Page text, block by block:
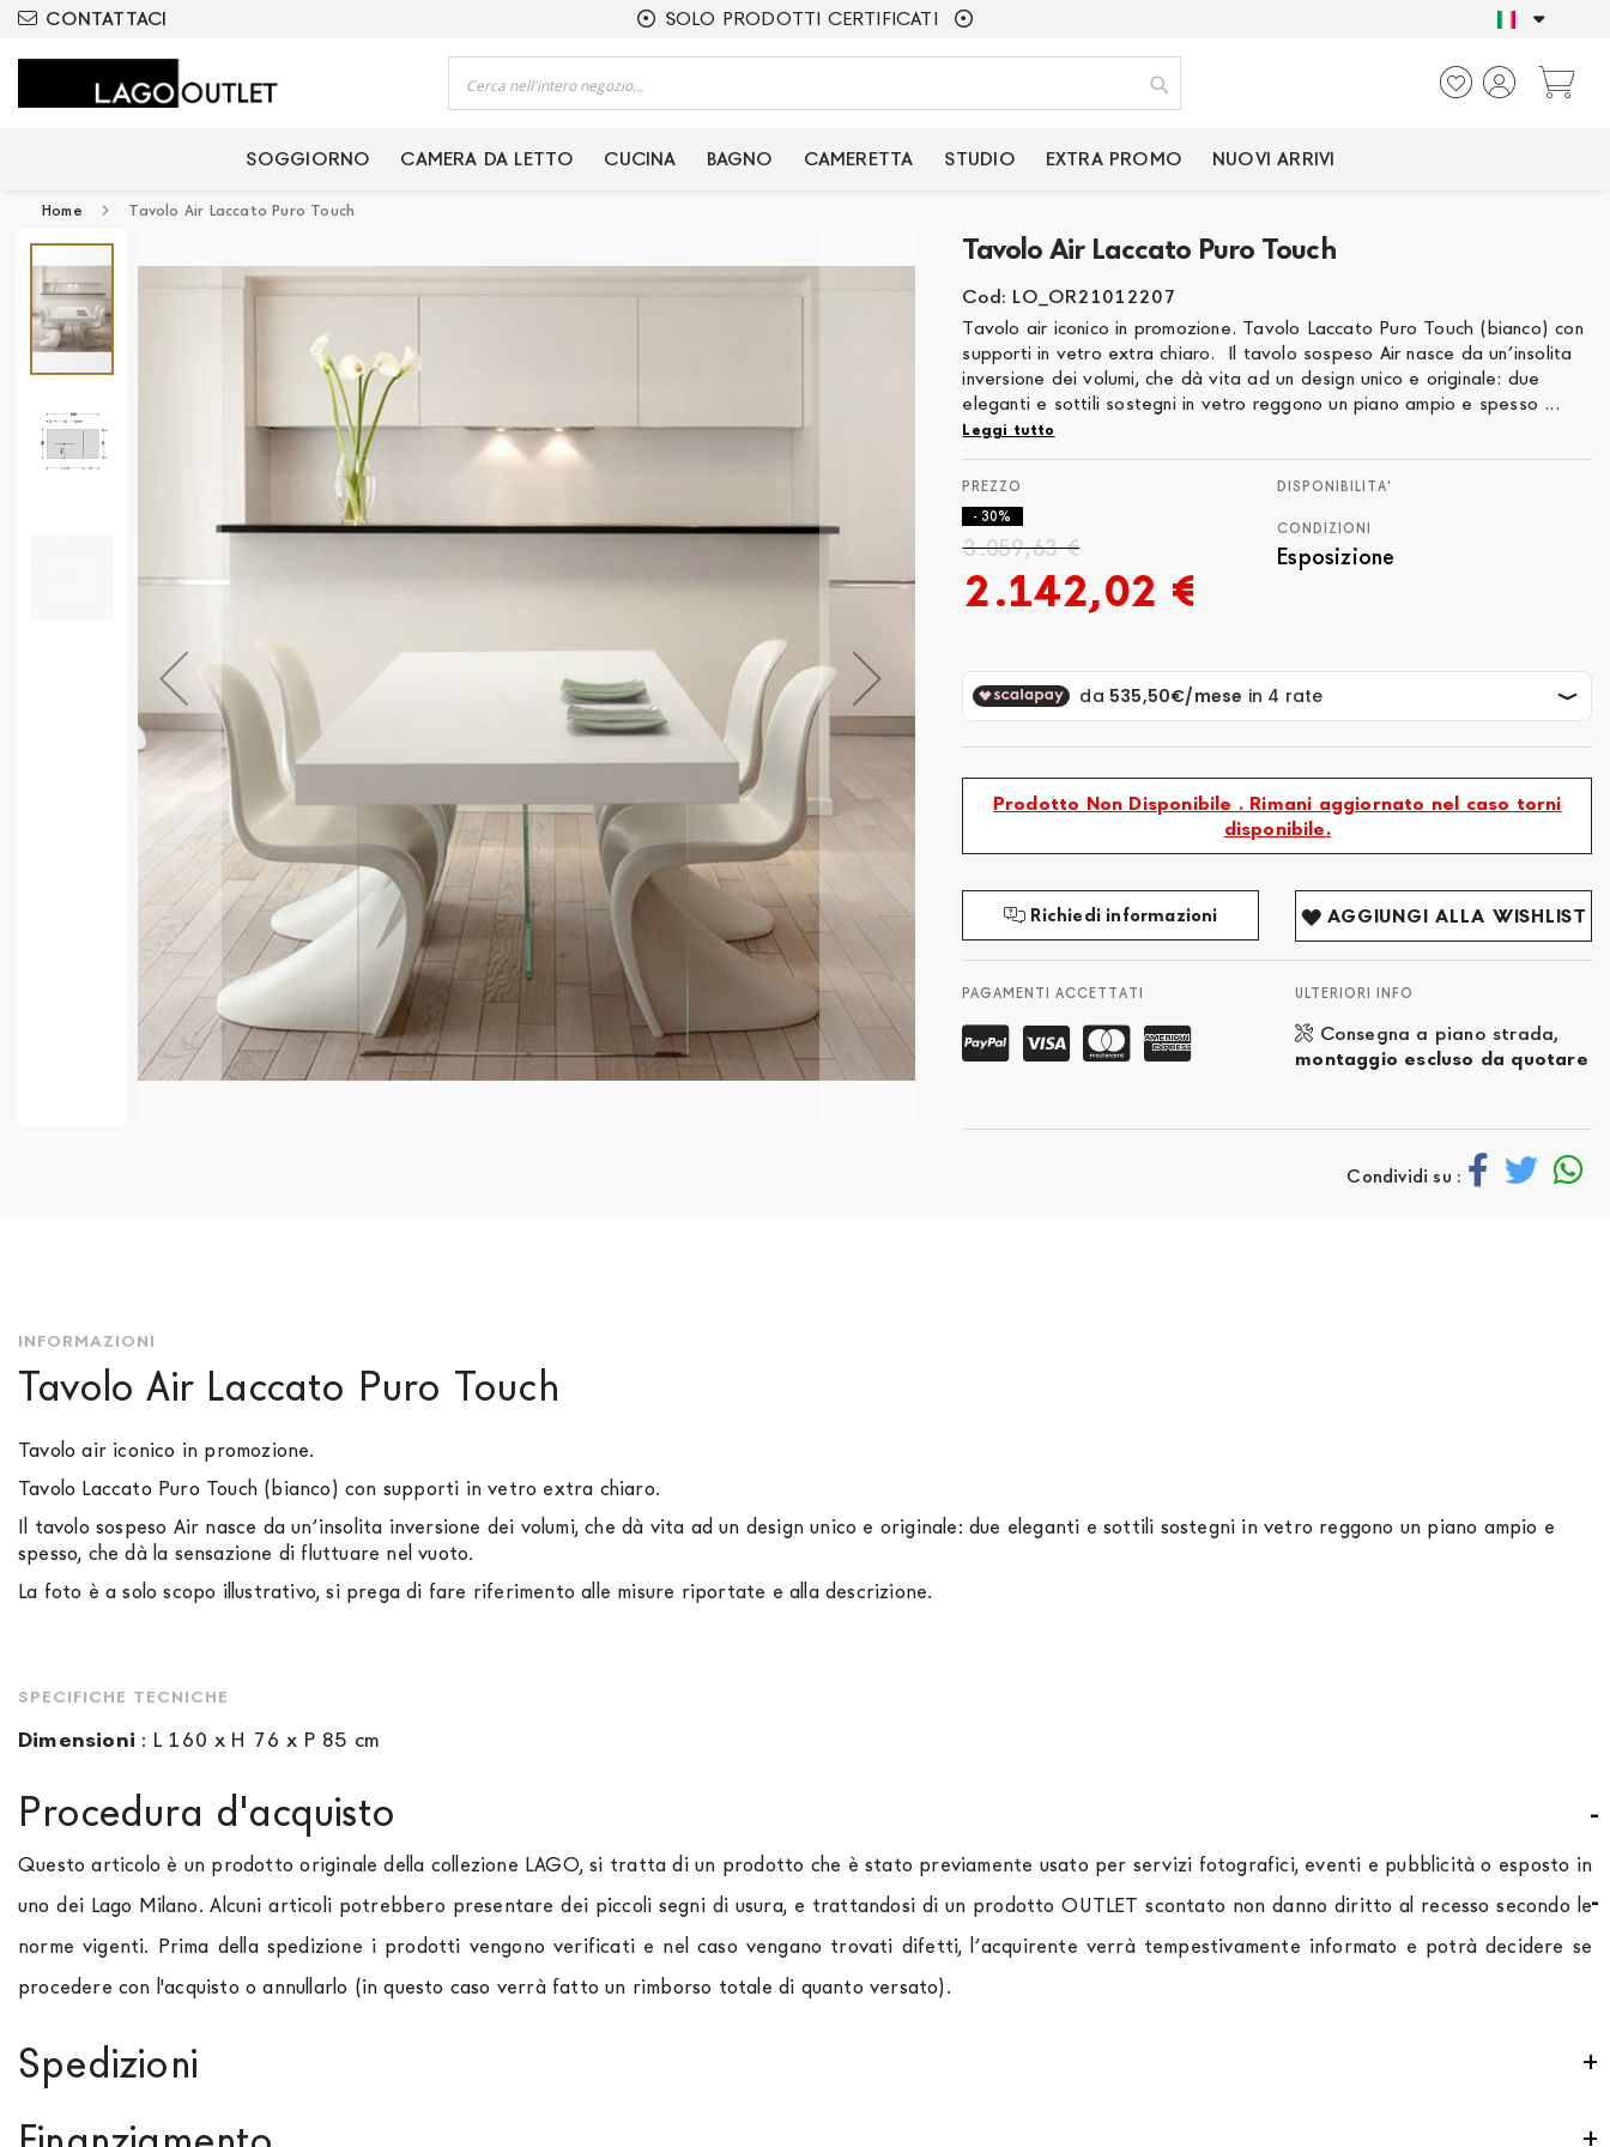
CONTATTACI
CERTIFICATI SOLO PRODOTTI CERTIFICATI SOLO PRODOTTI
Cerca
SOGGIORNO CAMERA DA LETTO CUCINA BAGNO CAMERETTA STUDIO EXTRA PROMO NUOVI ARRIVI
Home Tavolo Air Laccato Puro Touch
Tavolo Air Laccato Puro Touch
Cod: LO_OR21012207
Tavolo air iconico in promozione. Tavolo Laccato Puro Touch (bianco) con
supporti in vetro extra chiaro. Il tavolo sospeso Air nasce da un’insolita
inversione dei volumi, che dà vita ad un design unico e originale: due
eleganti e sottili sostegni in vetro reggono un piano ampio e spesso ...
Leggi tutto
2.142,02 €
3.059,63 €
- 30%
DISPONIBILITA'
CONDIZIONI
Esposizione
Prodotto Non Disponibile . Rimani aggiornato nel caso torni
disponibile.
Richiedi informazioni AGGIUNGI ALLA WISHLIST
PAGAMENTI ACCETTATI ULTERIORI INFO
Consegna a piano strada,
montaggio escluso da quotare
Condividi su :
Vai
alla
fine
della
galleria
INFORMAZIONI
Tavolo Air Laccato Puro Touch
Tavolo air iconico in promozione.
Tavolo Laccato Puro Touch (bianco) con supporti in vetro extra chiaro.
Il tavolo sospeso Air nasce da un’insolita inversione dei volumi, che dà vita ad un design unico e originale: due eleganti e sottili sostegni in vetro reggono un piano ampio e
spesso, che dà la sensazione di fluttuare nel vuoto.
La foto è a solo scopo illustrativo, si prega di fare riferimento alle misure riportate e alla descrizione.
SPECIFICHE TECNICHE
Dimensioni : L 160 x H 76 x P 85 cm
Procedura d'acquisto
Questo articolo è un prodotto originale della collezione LAGO, si tratta di un prodotto che è stato previamente usato per servizi fotografici, eventi e pubblicità o esposto in
uno dei Lago Milano. Alcuni articoli potrebbero presentare dei piccoli segni di usura, e trattandosi di un prodotto OUTLET scontato non danno diritto al recesso secondo le
norme vigenti. Prima della spedizione i prodotti vengono verificati e nel caso vengano trovati difetti, l’acquirente verrà tempestivamente informato e potrà decidere se
procedere con l'acquisto o annullarlo (in questo caso verrà fatto un rimborso totale di quanto versato).
Spedizioni